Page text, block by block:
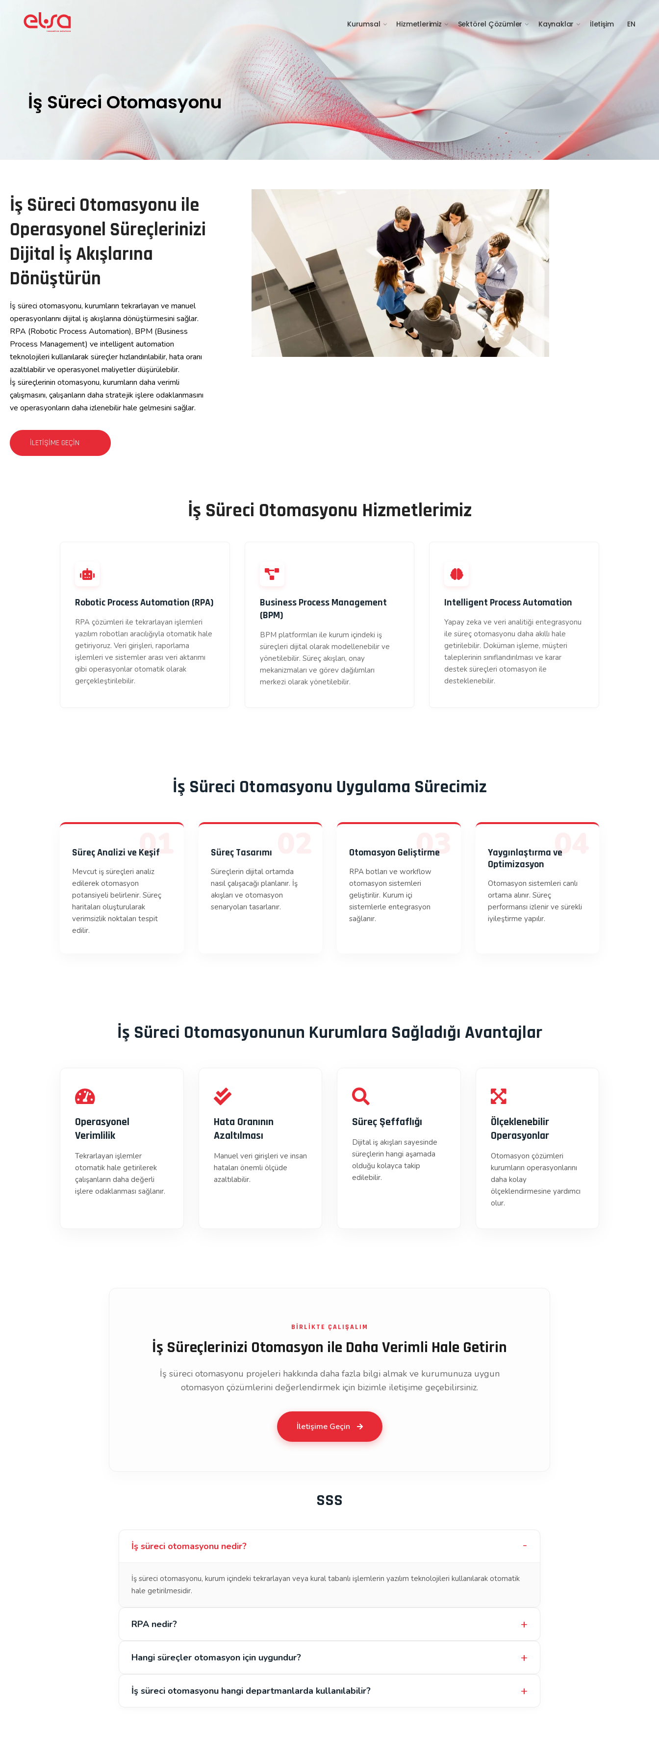
Kurumsal Hizmetlerimiz Sektörel Çözümler Kaynaklar İletişim EN
İş Süreci Otomasyonu
İş Süreci Otomasyonu ile
Operasyonel Süreçlerinizi
Dijital İş Akışlarına
Dönüştürün
İş süreci otomasyonu, kurumların tekrarlayan ve manuel
operasyonlarını dijital iş akışlarına dönüştürmesini sağlar.
RPA (Robotic Process Automation), BPM (Business
Process Management) ve intelligent automation
teknolojileri kullanılarak süreçler hızlandırılabilir, hata oranı
azaltılabilir ve operasyonel maliyetler düşürülebilir.
İş süreçlerinin otomasyonu, kurumların daha verimli
çalışmasını, çalışanların daha stratejik işlere odaklanmasını
ve operasyonların daha izlenebilir hale gelmesini sağlar.
İLETIŞIME GEÇIN
İş Süreci Otomasyonu Hizmetlerimiz
Robotic Process Automation (RPA)
RPA çözümleri ile tekrarlayan işlemleri
yazılım robotları aracılığıyla otomatik hale
getiriyoruz. Veri girişleri, raporlama
işlemleri ve sistemler arası veri aktarımı
gibi operasyonlar otomatik olarak
gerçekleştirilebilir.
Business Process Management
(BPM)
BPM platformları ile kurum içindeki iş
süreçleri dijital olarak modellenebilir ve
yönetilebilir. Süreç akışları, onay
mekanizmaları ve görev dağılımları
merkezi olarak yönetilebilir.
Intelligent Process Automation
Yapay zeka ve veri analitiği entegrasyonu
ile süreç otomasyonu daha akıllı hale
getirilebilir. Doküman işleme, müşteri
taleplerinin sınıflandırılması ve karar
destek süreçleri otomasyon ile
desteklenebilir.
İş Süreci Otomasyonu Uygulama Sürecimiz
01
Süreç Analizi ve Keşif
Mevcut iş süreçleri analiz
edilerek otomasyon
potansiyeli belirlenir. Süreç
haritaları oluşturularak
verimsizlik noktaları tespit
edilir.
Süreç Tasarımı
Süreçlerin dijital ortamda
nasıl çalışacağı planlanır. İş
akışları ve otomasyon
senaryoları tasarlanır.
03
Otomasyon Geliştirme
RPA botları ve workflow
otomasyon sistemleri
geliştirilir. Kurum içi
sistemlerle entegrasyon
sağlanır.
04
Yaygınlaştırma ve
Optimizasyon
Otomasyon sistemleri canlı
ortama alınır. Süreç
performansı izlenir ve sürekli
iyileştirme yapılır.
İş Süreci Otomasyonunun Kurumlara Sağladığı Avantajlar
Operasyonel
Verimlilik
Tekrarlayan işlemler
otomatik hale getirilerek
çalışanların daha değerli
işlere odaklanması sağlanır.
Hata Oranının
Azaltılması
Manuel veri girişleri ve insan
hataları önemli ölçüde
azaltılabilir.
Süreç Şeffaflığı
Dijital iş akışları sayesinde
süreçlerin hangi aşamada
olduğu kolayca takip
edilebilir.
Ölçeklenebilir
Operasyonlar
Otomasyon çözümleri
kurumların operasyonlarını
daha kolay
ölçeklendirmesine yardımcı
olur.
BİRLİKTE ÇALIŞALIM
İş Süreçlerinizi Otomasyon ile Daha Verimli Hale Getirin
İş süreci otomasyonu projeleri hakkında daha fazla bilgi almak ve kurumunuza uygun
otomasyon çözümlerini değerlendirmek için bizimle iletişime geçebilirsiniz.
İletişime Geçin
SSS
İş süreci otomasyonu nedir?
İş süreci otomasyonu, kurum içindeki tekrarlayan veya kural tabanlı işlemlerin yazılım teknolojileri kullanılarak otomatik
hale getirilmesidir.
RPA nedir?
Hangi süreçler otomasyon için uygundur?
İş süreci otomasyonu hangi departmanlarda kullanılabilir?